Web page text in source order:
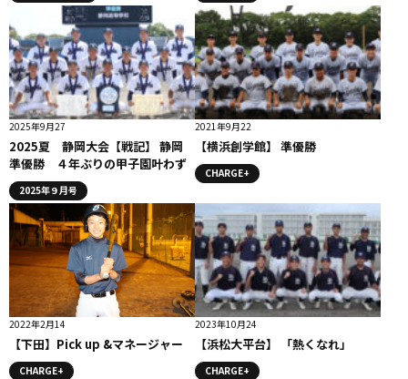
2025年9月27
2025夏 静岡大会【戦記】 静岡
準優勝 ４年ぶりの甲子園叶わず
2025年９月号
2021年9月22
【横浜創学館】 準優勝
CHARGE+
2022年2月14
【下田】Pick up &マネージャー
CHARGE+
2023年10月24
【浜松大平台】 「熱くなれ」
CHARGE+